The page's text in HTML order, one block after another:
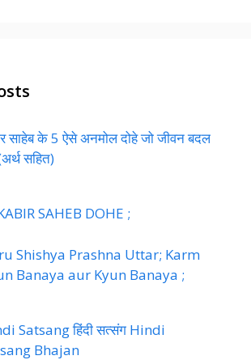
साहेब के 5 ऐसे अनमोल दोहे जो जीवन बदल
सहित)
SAHEB DOHE ;
Shishya Prashna Uttar; Karm
Banaya aur Kyun Banaya ;
Satsang हिंदी सत्संग Hindi
Bhajan